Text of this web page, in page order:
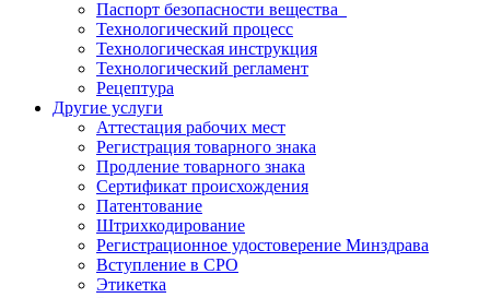
Паспорт безопасности вещества
Технологический процесс
Технологическая инструкция
Технологический регламент
Рецептура
Другие услуги
Аттестация рабочих мест
Регистрация товарного знака
Продление товарного знака
Сертификат происхождения
Патентование
Штрихкодирование
Регистрационное удостоверение Минздрава
Вступление в СРО
Этикетка